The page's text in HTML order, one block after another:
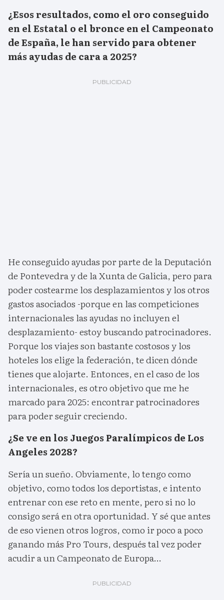
¿Esos resultados, como el oro conseguido
en el Estatal o el bronce en el Campeonato
de España, le han servido para obtener
más ayudas de cara a 2025?
He conseguido ayudas por parte de la Deputación
de Pontevedra y de la Xunta de Galicia, pero para
poder costearme los desplazamientos y los otros
gastos asociados -porque en las competiciones
internacionales las ayudas no incluyen el
desplazamiento- estoy buscando patrocinadores.
Porque los viajes son bastante costosos y los
hoteles los elige la federación, te dicen dónde
tienes que alojarte. Entonces, en el caso de los
internacionales, es otro objetivo que me he
marcado para 2025: encontrar patrocinadores
para poder seguir creciendo.
¿Se ve en los Juegos Paralímpicos de Los
Angeles 2028?
Sería un sueño. Obviamente, lo tengo como
objetivo, como todos los deportistas, e intento
entrenar con ese reto en mente, pero si no lo
consigo será en otra oportunidad. Y sé que antes
de eso vienen otros logros, como ir poco a poco
ganando más Pro Tours, después tal vez poder
acudir a un Campeonato de Europa…